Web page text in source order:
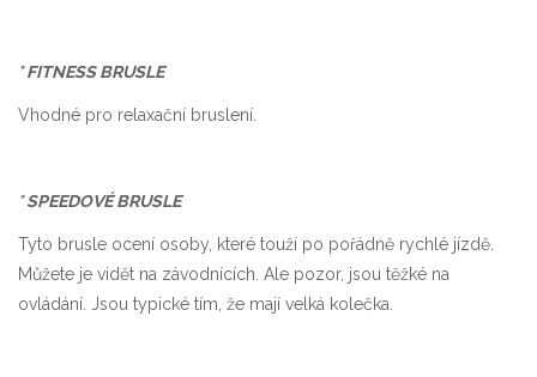
° FITNESS BRUSLE
Vhodné pro relaxační bruslení.
° SPEEDOVÉ BRUSLE
Tyto brusle ocení osoby, které touží po pořádně rychlé jízdě.
Můžete je vidět na závodnících. Ale pozor, jsou těžké na
ovládání. Jsou typické tím, že mají velká kolečka.